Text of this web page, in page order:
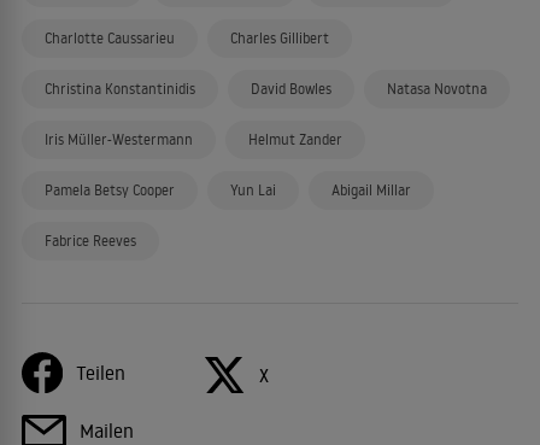
Charlotte Caussarieu Charles Gillibert
Christina Konstantinidis David Bowles Natasa Novotna
Iris Müller-Westermann Helmut Zander
Pamela Betsy Cooper Yun Lai Abigail Millar
Fabrice Reeves
Teilen X
Mailen